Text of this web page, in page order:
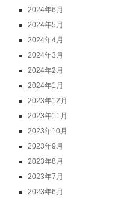
2024年6月
2024年5月
2024年4月
2024年3月
2024年2月
2024年1月
2023年12月
2023年11月
2023年10月
2023年9月
2023年8月
2023年7月
2023年6月